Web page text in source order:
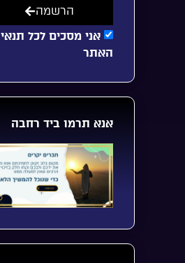
אני מסכים לכל תנאי
האתר
הרשמה
אנא תרמו ביד רחבה